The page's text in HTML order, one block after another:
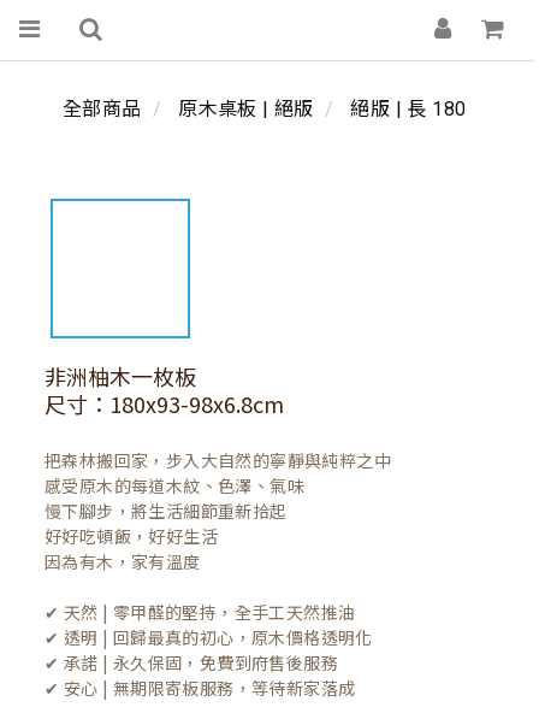
全部商品 原木桌板 | 絕版 絕版 | 長 180
非洲柚木一枚板
尺寸：180x93-98x6.8cm
把森林搬回家，步入大自然的寧靜與純粹之中
感受原木的每道木紋、色澤、氣味
慢下腳步，將生活細節重新拾起
好好吃頓飯，好好生活
因為有木，家有溫度
✔ 天然 | 零甲醛的堅持，全手工天然推油
✔ 透明 | 回歸最真的初心，原木價格透明化
✔ 承諾 | 永久保固，免費到府售後服務
✔ 安心 | 無期限寄板服務，等待新家落成